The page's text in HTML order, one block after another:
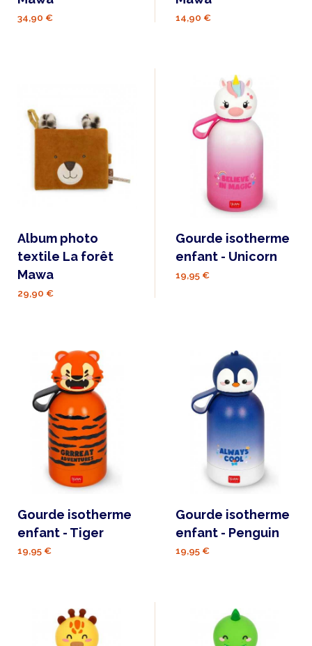
34,90 € 14,90 €
Album photo
textile La forêt
Mawa
29,90 €
Gourde isotherme
enfant - Unicorn
19,95 €
Gourde isotherme
enfant - Tiger
19,95 €
Gourde isotherme
enfant - Penguin
19,95 €